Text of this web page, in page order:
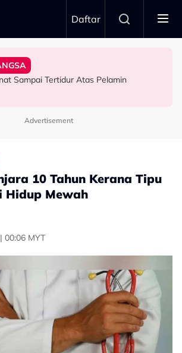
Daftar
Klinik, Syasya Rizal Terkejut Dikenali
Job Bersama Lepas Ini” – Abby Abadi
Marissa, Munir
Lumba-Lumba Enggan Tinggalkan
Mati
Sampai Tertidur Atas Pelamin
Advertisement
10 Tahun Kerana Tipu
Hidup Mewah
00:06 MYT